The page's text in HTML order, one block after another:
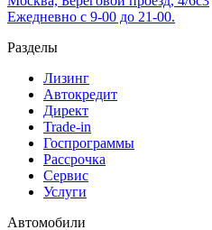
Ежедневно с 9-00 до 21-00.
Разделы
Лизинг
Автокредит
Директ
Trade-in
Госпрограммы
Рассрочка
Сервис
Услуги
Автомобили